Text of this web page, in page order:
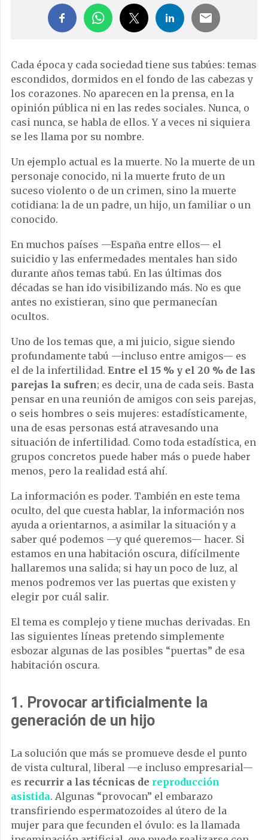
Cada época y cada sociedad tiene sus tabúes: temas
escondidos, dormidos en el fondo de las cabezas y
los corazones. No aparecen en la prensa, en la
opinión pública ni en las redes sociales. Nunca, o
casi nunca, se habla de ellos. Y a veces ni siquiera
se les llama por su nombre.
Un ejemplo actual es la muerte. No la muerte de un
personaje conocido, ni la muerte fruto de un
suceso violento o de un crimen, sino la muerte
cotidiana: la de un padre, un hijo, un familiar o un
conocido.
En muchos países —España entre ellos— el
suicidio y las enfermedades mentales han sido
durante años temas tabú. En las últimas dos
décadas se han ido visibilizando más. No es que
antes no existieran, sino que permanecían
ocultos.
Uno de los temas que, a mi juicio, sigue siendo
profundamente tabú —incluso entre amigos— es
el de la infertilidad. Entre el 15 % y el 20 % de las
parejas la sufren; es decir, una de cada seis. Basta
pensar en una reunión de amigos con seis parejas,
o seis hombres o seis mujeres: estadísticamente,
una de esas personas está atravesando una
situación de infertilidad. Como toda estadística, en
grupos concretos puede haber más o puede haber
menos, pero la realidad está ahí.
La información es poder. También en este tema
oculto, del que cuesta hablar, la información nos
ayuda a orientarnos, a asimilar la situación y a
saber qué podemos —y qué queremos— hacer. Si
estamos en una habitación oscura, difícilmente
hallaremos una salida; si hay un poco de luz, al
menos podremos ver las puertas que existen y
elegir por cuál salir.
El tema es complejo y tiene muchas derivadas. En
las siguientes líneas pretendo simplemente
esbozar algunas de las posibles “puertas” de esa
habitación oscura.
1. Provocar artificialmente la
generación de un hijo
La solución que más se promueve desde el punto
de vista cultural, liberal —e incluso empresarial—
es recurrir a las técnicas de reproducción
asistida. Algunas “provocan” el embarazo
transfiriendo espermatozoides al útero de la
mujer para que fecunden el óvulo: es la llamada